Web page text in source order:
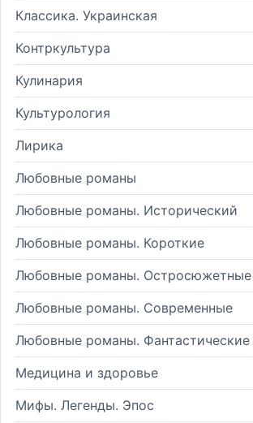
Классика. Украинская
Контркультура
Кулинария
Культурология
Лирика
Любовные романы
Любовные романы. Исторический
Любовные романы. Короткие
Любовные романы. Остросюжетные
Любовные романы. Современные
Любовные романы. Фантастические
Медицина и здоровье
Мифы. Легенды. Эпос